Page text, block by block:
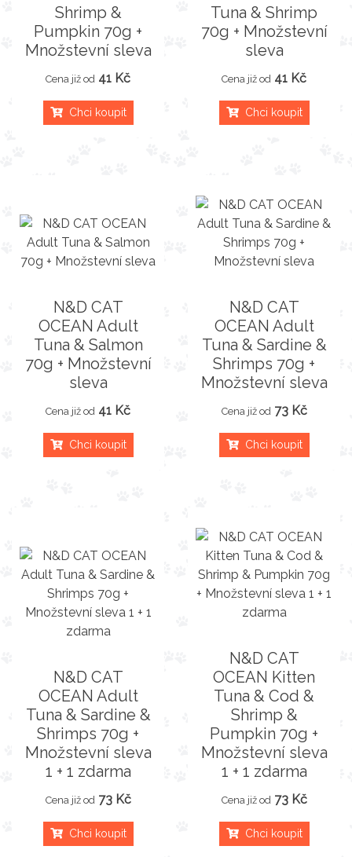
Shrimp &
Pumpkin 70g +
Množstevní sleva
Cena již od 41 Kč
Chci koupit
Tuna & Shrimp
70g + Množstevní
sleva
Cena již od 41 Kč
Chci koupit
N&D CAT
OCEAN Adult
Tuna & Salmon
70g + Množstevní
sleva
Cena již od 41 Kč
Chci koupit
N&D CAT
OCEAN Adult
Tuna & Sardine &
Shrimps 70g +
Množstevní sleva
Cena již od 73 Kč
Chci koupit
N&D CAT
OCEAN Adult
Tuna & Sardine &
Shrimps 70g +
Množstevní sleva
1 + 1 zdarma
Cena již od 73 Kč
Chci koupit
N&D CAT
OCEAN Kitten
Tuna & Cod &
Shrimp &
Pumpkin 70g +
Množstevní sleva
1 + 1 zdarma
Cena již od 73 Kč
Chci koupit